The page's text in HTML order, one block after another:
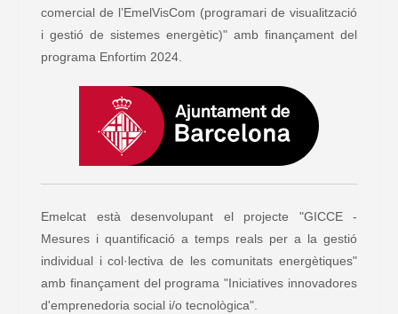
comercial de l’EmelVisCom (programari de visualització
i gestió de sistemes energètic)" amb finançament del
programa Enfortim 2024.
Emelcat està desenvolupant el projecte "GICCE -
Mesures i quantificació a temps reals per a la gestió
individual i col·lectiva de les comunitats energètiques"
amb finançament del programa "Iniciatives innovadores
d'emprenedoria social i/o tecnològica".